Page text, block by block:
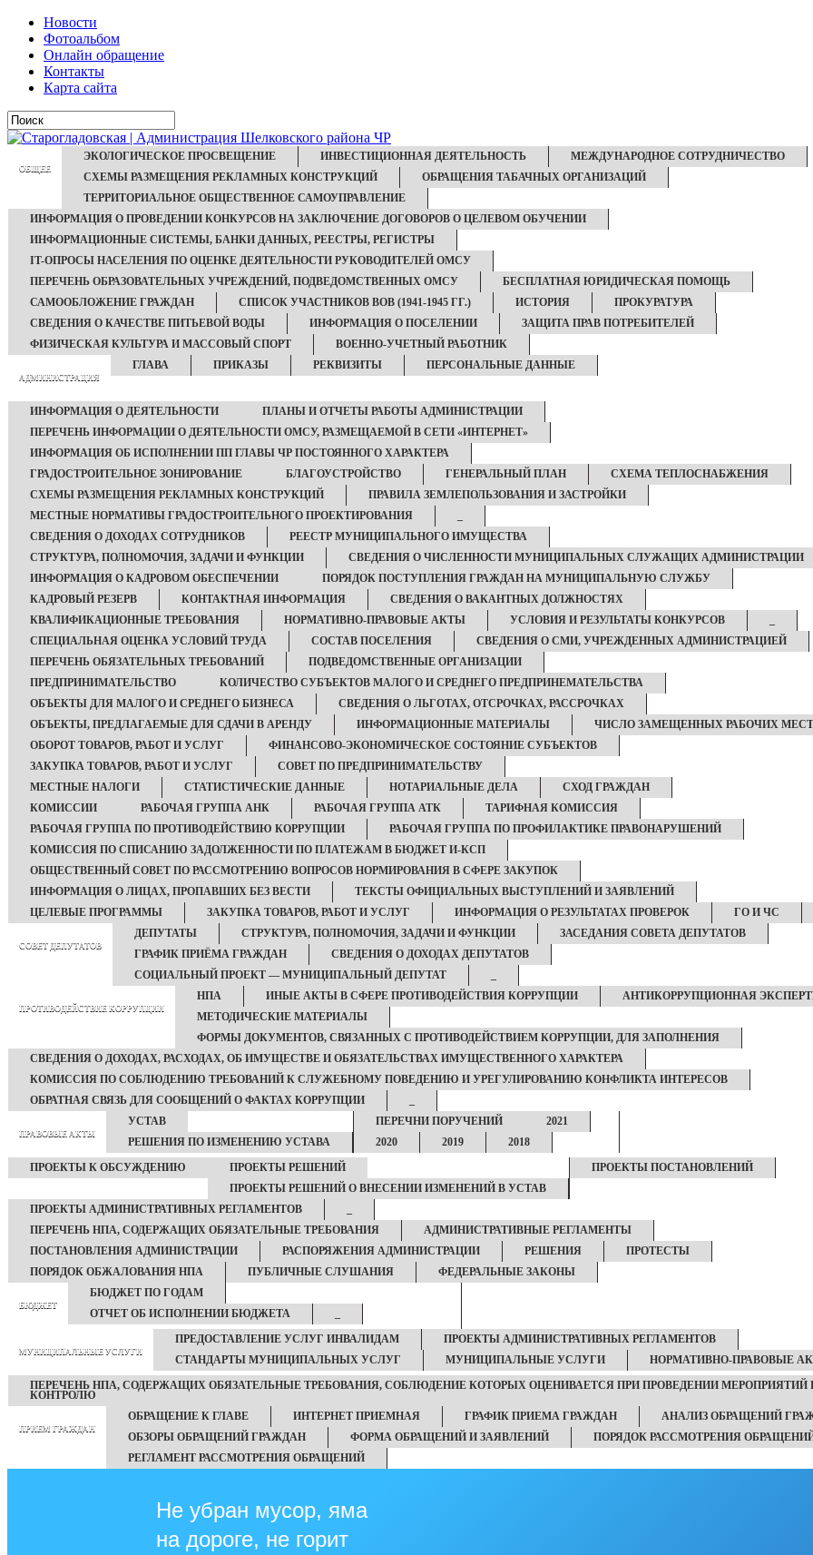
Новости
Фотоальбом
Онлайн обращение
Контакты
Карта сайта
ОБЩЕЕ
ЭКОЛОГИЧЕСКОЕ ПРОСВЕЩЕНИЕ ИНВЕСТИЦИОННАЯ ДЕЯТЕЛЬНОСТЬ
МЕЖДУНАРОДНОЕ СОТРУДНИЧЕСТВО
СХЕМЫ РАЗМЕЩЕНИЯ РЕКЛАМНЫХ КОНСТРУКЦИЙ
ОБРАЩЕНИЯ ТАБАЧНЫХ ОРГАНИЗАЦИЙ
ТЕРРИТОРИАЛЬНОЕ ОБЩЕСТВЕННОЕ САМОУПРАВЛЕНИЕ
ИНФОРМАЦИЯ О ПРОВЕДЕНИИ КОНКУРСОВ НА ЗАКЛЮЧЕНИЕ ДОГОВОРОВ О ЦЕЛЕВОМ ОБУЧЕНИИ
ИНФОРМАЦИОННЫЕ СИСТЕМЫ, БАНКИ ДАННЫХ, РЕЕСТРЫ, РЕГИСТРЫ
IT-ОПРОСЫ НАСЕЛЕНИЯ ПО ОЦЕНКЕ ДЕЯТЕЛЬНОСТИ РУКОВОДИТЕЛЕЙ ОМСУ
ПЕРЕЧЕНЬ ОБРАЗОВАТЕЛЬНЫХ УЧРЕЖДЕНИЙ, ПОДВЕДОМСТВЕННЫХ ОМСУ
БЕСПЛАТНАЯ ЮРИДИЧЕСКАЯ ПОМОЩЬ
САМООБЛОЖЕНИЕ ГРАЖДАН
СПИСОК УЧАСТНИКОВ ВОВ (1941-1945 ГГ.) ИСТОРИЯ
ПРОКУРАТУРА
СВЕДЕНИЯ О КАЧЕСТВЕ ПИТЬЕВОЙ ВОДЫ
ИНФОРМАЦИЯ О ПОСЕЛЕНИИ
ЗАЩИТА ПРАВ ПОТРЕБИТЕЛЕЙ
ФИЗИЧЕСКАЯ КУЛЬТУРА И МАССОВЫЙ СПОРТ
ВОЕННО-УЧЕТНЫЙ РАБОТНИК
АДМИНИСТРАЦИЯ
ГЛАВА ПРИКАЗЫ РЕКВИЗИТЫ ПЕРСОНАЛЬНЫЕ ДАННЫЕ
ИНФОРМАЦИЯ О ДЕЯТЕЛЬНОСТИ
ПЛАНЫ И ОТЧЕТЫ РАБОТЫ АДМИНИСТРАЦИИ
ПЕРЕЧЕНЬ ИНФОРМАЦИИ О ДЕЯТЕЛЬНОСТИ ОМСУ, РАЗМЕЩАЕМОЙ В СЕТИ «ИНТЕРНЕТ»
ИНФОРМАЦИЯ ОБ ИСПОЛНЕНИИ ПП ГЛАВЫ ЧР ПОСТОЯННОГО ХАРАКТЕРА
ГРАДОСТРОИТЕЛЬНОЕ ЗОНИРОВАНИЕ
БЛАГОУСТРОЙСТВО ГЕНЕРАЛЬНЫЙ ПЛАН
СХЕМА ТЕПЛОСНАБЖЕНИЯ
СХЕМЫ РАЗМЕЩЕНИЯ РЕКЛАМНЫХ КОНСТРУКЦИЙ
ПРАВИЛА ЗЕМЛЕПОЛЬЗОВАНИЯ И ЗАСТРОЙКИ
МЕСТНЫЕ НОРМАТИВЫ ГРАДОСТРОИТЕЛЬНОГО ПРОЕКТИРОВАНИЯ
СВЕДЕНИЯ О ДОХОДАХ СОТРУДНИКОВ
РЕЕСТР МУНИЦИПАЛЬНОГО ИМУЩЕСТВА
СТРУКТУРА, ПОЛНОМОЧИЯ, ЗАДАЧИ И ФУНКЦИИ
СВЕДЕНИЯ О ЧИСЛЕННОСТИ МУНИЦИПАЛЬНЫХ СЛУЖАЩИХ АДМИНИСТРАЦИИ
ИНФОРМАЦИЯ О КАДРОВОМ ОБЕСПЕЧЕНИИ
ПОРЯДОК ПОСТУПЛЕНИЯ ГРАЖДАН НА МУНИЦИПАЛЬНУЮ СЛУЖБУ
КАДРОВЫЙ РЕЗЕРВ
КОНТАКТНАЯ ИНФОРМАЦИЯ
СВЕДЕНИЯ О ВАКАНТНЫХ ДОЛЖНОСТЯХ
КВАЛИФИКАЦИОННЫЕ ТРЕБОВАНИЯ
НОРМАТИВНО-ПРАВОВЫЕ АКТЫ УСЛОВИЯ И РЕЗУЛЬТАТЫ КОНКУРСОВ
СПЕЦИАЛЬНАЯ ОЦЕНКА УСЛОВИЙ ТРУДА
СОСТАВ ПОСЕЛЕНИЯ
СВЕДЕНИЯ О СМИ, УЧРЕЖДЕННЫХ АДМИНИСТРАЦИЕЙ
ПЕРЕЧЕНЬ ОБЯЗАТЕЛЬНЫХ ТРЕБОВАНИЙ
ПОДВЕДОМСТВЕННЫЕ ОРГАНИЗАЦИИ
ПРЕДПРИНИМАТЕЛЬСТВО
КОЛИЧЕСТВО СУБЪЕКТОВ МАЛОГО И СРЕДНЕГО ПРЕДПРИНЕМАТЕЛЬСТВА
ОБЪЕКТЫ ДЛЯ МАЛОГО И СРЕДНЕГО БИЗНЕСА
СВЕДЕНИЯ О ЛЬГОТАХ, ОТСРОЧКАХ, РАССРОЧКАХ
ОБЪЕКТЫ, ПРЕДЛАГАЕМЫЕ ДЛЯ СДАЧИ В АРЕНДУ
ИНФОРМАЦИОННЫЕ МАТЕРИАЛЫ
ЧИСЛО ЗАМЕЩЕННЫХ РАБОЧИХ МЕСТ
ОБОРОТ ТОВАРОВ, РАБОТ И УСЛУГ
ФИНАНСОВО-ЭКОНОМИЧЕСКОЕ СОСТОЯНИЕ СУБЪЕКТОВ
ЗАКУПКА ТОВАРОВ, РАБОТ И УСЛУГ
СОВЕТ ПО ПРЕДПРИНИМАТЕЛЬСТВУ
МЕСТНЫЕ НАЛОГИ
СТАТИСТИЧЕСКИЕ ДАННЫЕ НОТАРИАЛЬНЫЕ ДЕЛА
СХОД ГРАЖДАН
КОМИССИИ
РАБОЧАЯ ГРУППА АНК РАБОЧАЯ ГРУППА АТК
ТАРИФНАЯ КОМИССИЯ
РАБОЧАЯ ГРУППА ПО ПРОТИВОДЕЙСТВИЮ КОРРУПЦИИ
РАБОЧАЯ ГРУППА ПО ПРОФИЛАКТИКЕ ПРАВОНАРУШЕНИЙ
КОМИССИЯ ПО СПИСАНИЮ ЗАДОЛЖЕННОСТИ ПО ПЛАТЕЖАМ В БЮДЖЕТ И-КСП
ОБЩЕСТВЕННЫЙ СОВЕТ ПО РАССМОТРЕНИЮ ВОПРОСОВ НОРМИРОВАНИЯ В СФЕРЕ ЗАКУПОК
ИНФОРМАЦИЯ О ЛИЦАХ, ПРОПАВШИХ БЕЗ ВЕСТИ
ТЕКСТЫ ОФИЦИАЛЬНЫХ ВЫСТУПЛЕНИЙ И ЗАЯВЛЕНИЙ
ЦЕЛЕВЫЕ ПРОГРАММЫ
ЗАКУПКА ТОВАРОВ, РАБОТ И УСЛУГ ИНФОРМАЦИЯ О РЕЗУЛЬТАТАХ ПРОВЕРОК ГО И ЧС
СОВЕТ ДЕПУТАТОВ
ДЕПУТАТЫ СТРУКТУРА, ПОЛНОМОЧИЯ, ЗАДАЧИ И ФУНКЦИИ
ЗАСЕДАНИЯ СОВЕТА ДЕПУТАТОВ
ГРАФИК ПРИЁМА ГРАЖДАН
СВЕДЕНИЯ О ДОХОДАХ ДЕПУТАТОВ
СОЦИАЛЬНЫЙ ПРОЕКТ — МУНИЦИПАЛЬНЫЙ ДЕПУТАТ
ПРОТИВОДЕЙСТВИЕ КОРРУПЦИИ
НПА ИНЫЕ АКТЫ В СФЕРЕ ПРОТИВОДЕЙСТВИЯ КОРРУПЦИИ
АНТИКОРРУПЦИОННАЯ
МЕТОДИЧЕСКИЕ МАТЕРИАЛЫ
ФОРМЫ ДОКУМЕНТОВ, СВЯЗАННЫХ С ПРОТИВОДЕЙСТВИЕМ КОРРУПЦИИ, ДЛЯ ЗАПОЛНЕНИЯ
СВЕДЕНИЯ О ДОХОДАХ, РАСХОДАХ, ОБ ИМУЩЕСТВЕ И ОБЯЗАТЕЛЬСТВАХ ИМУЩЕСТВЕННОГО ХАРАКТЕРА
КОМИССИЯ ПО СОБЛЮДЕНИЮ ТРЕБОВАНИЙ К СЛУЖЕБНОМУ ПОВЕДЕНИЮ И УРЕГУЛИРОВАНИЮ КОНФЛИКТА ИНТЕРЕСОВ
ОБРАТНАЯ СВЯЗЬ ДЛЯ СООБЩЕНИЙ О ФАКТАХ КОРРУПЦИИ
ПРАВОВЫЕ АКТЫ
УСТАВ
РЕШЕНИЯ ПО ИЗМЕНЕНИЮ УСТАВА
ПЕРЕЧНИ ПОРУЧЕНИЙ
2021
2020
2019
2018
ПРОЕКТЫ К ОБСУЖДЕНИЮ
ПРОЕКТЫ РЕШЕНИЙ
ПРОЕКТЫ РЕШЕНИЙ О ВНЕСЕНИИ ИЗМЕНЕНИЙ В УСТАВ
ПРОЕКТЫ ПОСТАНОВЛЕНИЙ
ПРОЕКТЫ АДМИНИСТРАТИВНЫХ РЕГЛАМЕНТОВ
ПЕРЕЧЕНЬ НПА, СОДЕРЖАЩИХ ОБЯЗАТЕЛЬНЫЕ ТРЕБОВАНИЯ
АДМИНИСТРАТИВНЫЕ РЕГЛАМЕНТЫ
ПОСТАНОВЛЕНИЯ АДМИНИСТРАЦИИ
РАСПОРЯЖЕНИЯ АДМИНИСТРАЦИИ РЕШЕНИЯ
ПРОТЕСТЫ
ПОРЯДОК ОБЖАЛОВАНИЯ НПА
ПУБЛИЧНЫЕ СЛУШАНИЯ ФЕДЕРАЛЬНЫЕ ЗАКОНЫ
БЮДЖЕТ
БЮДЖЕТ ПО ГОДАМ
ОТЧЕТ ОБ ИСПОЛНЕНИИ БЮДЖЕТА
МУНИЦИПАЛЬНЫЕ УСЛУГИ
ПРЕДОСТАВЛЕНИЕ УСЛУГ ИНВАЛИДАМ
ПРОЕКТЫ АДМИНИСТРАТИВНЫХ РЕГЛАМЕНТОВ
СТАНДАРТЫ МУНИЦИПАЛЬНЫХ УСЛУГ
МУНИЦИПАЛЬНЫЕ УСЛУГИ
НОРМАТИВНО-ПРАВОВЫЕ
ПЕРЕЧЕНЬ НПА, СОДЕРЖАЩИХ ОБЯЗАТЕЛЬНЫЕ ТРЕБОВАНИЯ, СОБЛЮДЕНИЕ КОТОРЫХ ОЦЕНИВАЕТСЯ ПРИ ПРОВЕДЕНИИ МЕРОПРИЯТИЙ
КОНТРОЛЮ
ПРИЕМ ГРАЖДАН
ОБРАЩЕНИЕ К ГЛАВЕ ИНТЕРНЕТ ПРИЕМНАЯ ГРАФИК ПРИЕМА ГРАЖДАН
АНАЛИЗ ОБРАЩЕНИЙ
ОБЗОРЫ ОБРАЩЕНИЙ ГРАЖДАН
ФОРМА ОБРАЩЕНИЙ И ЗАЯВЛЕНИЙ
ПОРЯДОК РАССМОТРЕНИЯ
РЕГЛАМЕНТ РАССМОТРЕНИЯ ОБРАЩЕНИЙ
Не убран мусор, яма
на дороге, не горит